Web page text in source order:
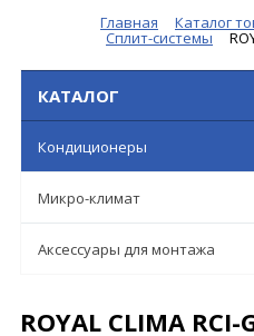
Главная Каталог
Сплит-системы
КАТАЛОГ
Кондиционеры
Микро-климат
Аксессуары для монтажа
ROYAL CLIMA RCI-